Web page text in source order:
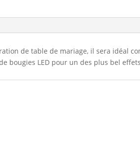
de table de mariage, il sera idéal
bougies LED pour un des plus bel